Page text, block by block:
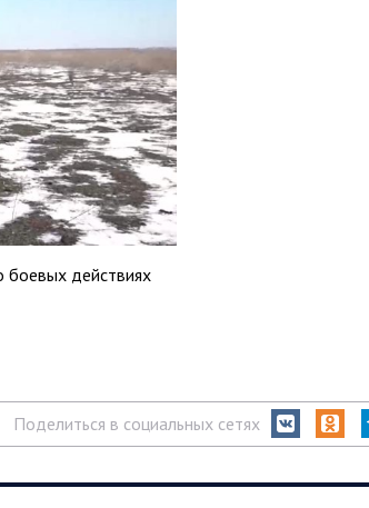
боевых действиях
Поделиться в социальных сетях